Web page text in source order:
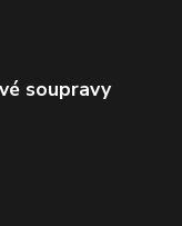
soupravy